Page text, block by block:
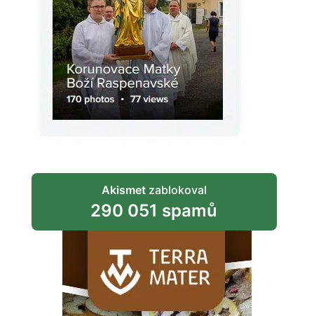
Akismetzablokoval
290 051 spamů